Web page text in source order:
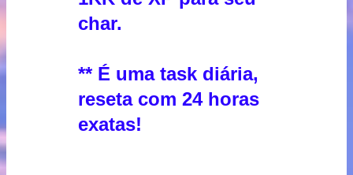
char.
** É uma task diária,
reseta com 24 horas
exatas!